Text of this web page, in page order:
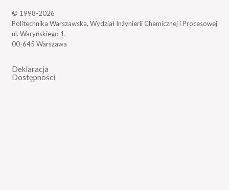
© 1998-2026
Politechnika Warszawska, Wydział Inżynierii Chemicznej i Procesowej
ul. Waryńskiego 1,
00-645 Warszawa
Deklaracja
Dostępności